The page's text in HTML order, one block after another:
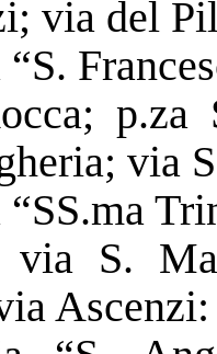
via del
via
via S.
Ascenzi: